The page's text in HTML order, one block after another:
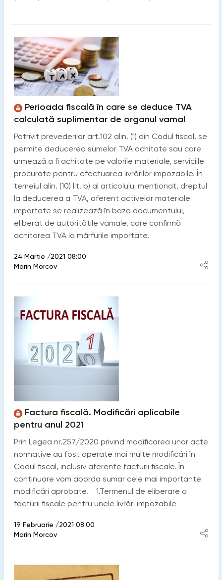
Perioada fiscală în care se deduce TVA
calculată suplimentar de organul vamal
Potrivit prevederilor art.102 alin. (1) din Codul fiscal, se
permite deducerea sumelor TVA achitate sau care
urmează a fi achitate pe valorile materiale, serviciile
procurate pentru efectuarea livrărilor impozabile. În
temeiul alin. (10) lit. b) al articolului menționat, dreptul
la deducerea a TVA, aferent activelor materiale
importate se realizează în baza documentului,
eliberat de autoritățile vamale, care confirmă
achitarea TVA la mărfurile importate.
24 Martie /2021 08:00
Marin Morcov
Factura fiscală. Modificări aplicabile
pentru anul 2021
Prin Legea nr.257/2020 privind modificarea unor acte
normative au fost operate mai multe modificări în
Codul fiscal, inclusiv aferente facturii fiscale. În
continuare vom aborda sumar cele mai importante
modificări aprobate. 1.Termenul de eliberare a
facturii fiscale pentru unele livrări impozabile
19 Februarie /2021 08:00
Marin Morcov